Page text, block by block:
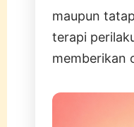
maupun
terapi
memberikan